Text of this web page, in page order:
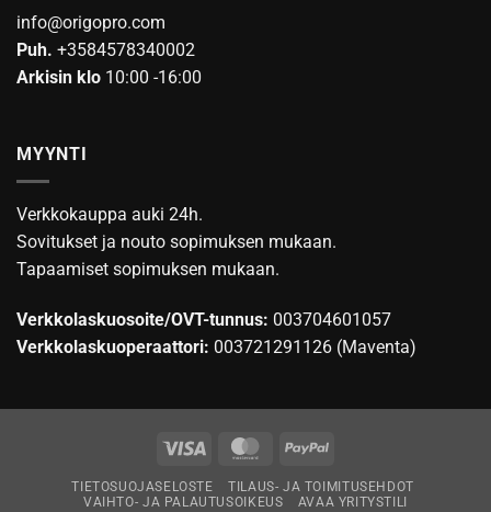
info@origopro.com
Puh. +3584578340002
Arkisin klo 10:00 -16:00
MYYNTI
Verkkokauppa auki 24h.
Sovitukset ja nouto sopimuksen mukaan.
Tapaamiset sopimuksen mukaan.
Verkkolaskuosoite/OVT-tunnus: 003704601057
Verkkolaskuoperaattori: 003721291126 (Maventa)
Visa MasterCardPayPal
TIETOSUOJASELOSTE
TILAUS- JA TOIMITUSEHDOT
VAIHTO- JA PALAUTUSOIKEUS
AVAA YRITYSTILI